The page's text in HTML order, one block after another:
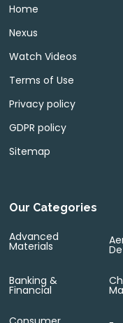
Home
Nexus
Watch Videos
Terms of Use
Privacy policy
GDPR policy
Sitemap
Our Categories
Advanced
Materials
Banking &
Financial